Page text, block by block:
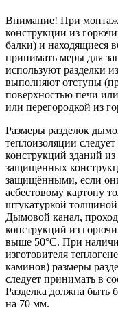
Внимание! При
конструкции из
балки) и находящиеся
принимать меры для
используют разделки
выполняют отступы
поверхностью печи
или перегородкой из
Размеры разделок
теплоизоляции
конструкций зданий
защищенных
защищёнными, если
асбестовому картону
штукатуркой
Дымовой канал,
конструкций из
выше 50°С. При
изготовителя
каминов) размеры
следует принимать в
Разделка должна быть
на 70 мм.